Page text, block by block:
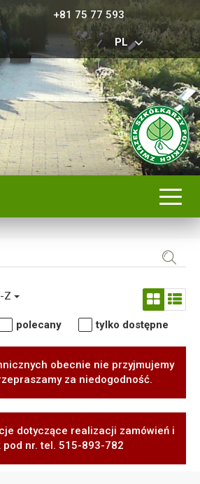
+81 75 77 593
PL
Z
polecany tylko dostępne
obecnie nie przyjmujemy
za niedogodność.
dotyczące realizacji zamówień i
pod nr. tel. 515-893-782